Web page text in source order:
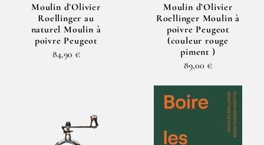
Moulin d’Olivier
Roellinger au
naturel Moulin à
poivre Peugeot
84,90 €
Moulin d’Olivier
Roellinger Moulin à
poivre Peugeot
(couleur rouge
piment )
89,00 €